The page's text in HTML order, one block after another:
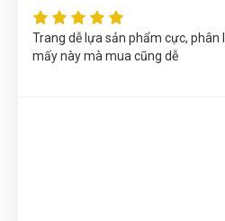
DÙNG CÔNG NGHIỆP W102012
Nguyễn Phương Yến Linh (Tỉnh
phẩm MỎ LẾT RĂNG CÁN THÉP
Trang dễ lựa sản phẩm cực, phân
mấy này mà mua cũng dễ